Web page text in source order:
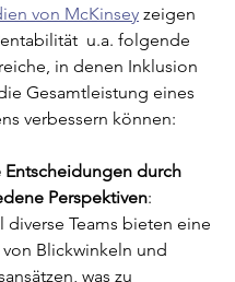
von McKinsey zeigen
u.a. folgende
in denen Inklusion
Gesamtleistung eines
verbessern können:
Entscheidungen durch
Perspektiven:
diverse Teams bieten eine
von Blickwinkeln und
was zu